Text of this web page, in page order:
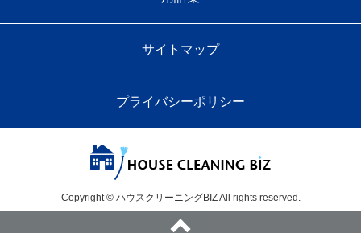
サイトマップ
プライバシーポリシー
Copyright © ハウスクリーニングBIZ All rights reserved.